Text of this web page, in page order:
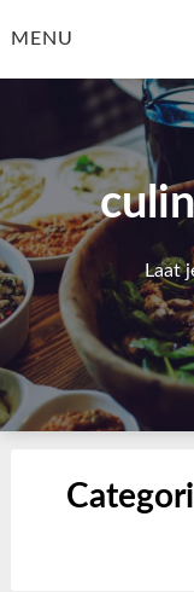
toMENU
Laat